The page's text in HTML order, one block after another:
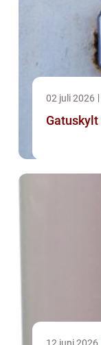
02 juli 2026